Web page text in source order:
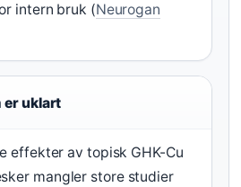
intern bruk (Neurogan
er uklart
effekter av topisk GHK-Cu
mangler store studier